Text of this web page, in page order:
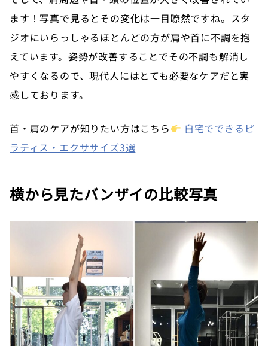
ます！写真で見るとその変化は一目瞭然ですね。スタ
ジオにいらっしゃるほとんどの方が肩や首に不調を抱
えています。姿勢が改善することでその不調も解消し
やすくなるので、現代人にはとても必要なケアだと実
感しております。
首・肩のケアが知りたい方はこちら
自宅でできるピ
ラティス・エクササイズ3選
横から見たバンザイの比較写真